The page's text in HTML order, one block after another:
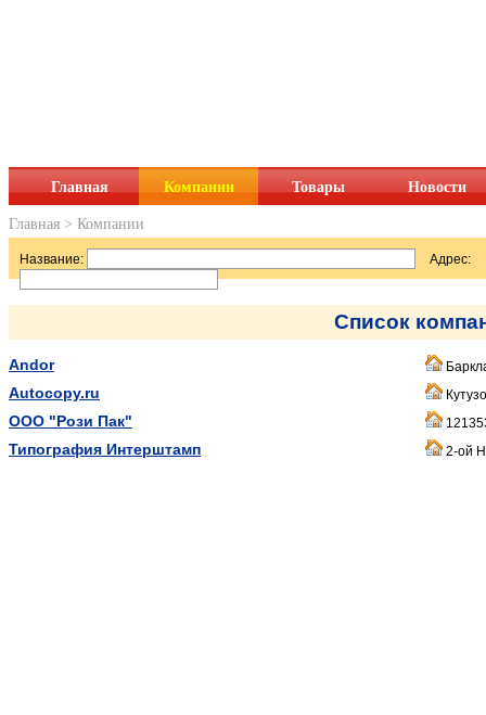
Главная Компании Товары Новости
Главная > Компании
Название: Адрес:
Список
Andor
Autocopy.ru
ООО "Рози Пак"
Типография Интерштамп 2-ой